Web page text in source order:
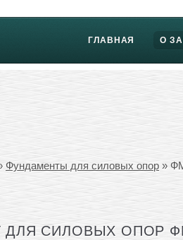
ГЛАВНАЯ О
Фундаменты для силовых опор »
СИЛОВЫХ ОПОР